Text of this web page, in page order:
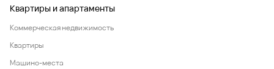
Квартиры и апартаменты
Коммерческая недвижимость
Квартиры
Машино-места